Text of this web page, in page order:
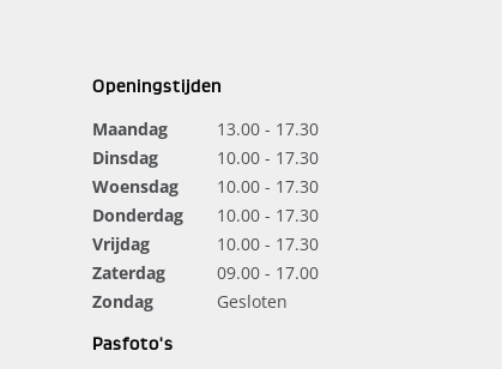
Openingstijden
Maandag
13.00 - 17.30
Dinsdag
10.00 - 17.30
Woensdag
10.00 - 17.30
Donderdag
10.00 - 17.30
Vrijdag
10.00 - 17.30
Zaterdag
09.00 - 17.00
Zondag
Gesloten
Pasfoto's